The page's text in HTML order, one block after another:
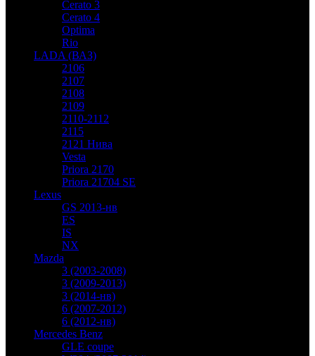
Cerato 3
Cerato 4
Optima
Rio
LADA (ВАЗ)
2106
2107
2108
2109
2110-2112
2115
2121 Нива
Vesta
Priora 2170
Priora 21704 SE
Lexus
GS 2013-нв
ES
IS
NX
Mazda
3 (2003-2008)
3 (2009-2013)
3 (2014-нв)
6 (2007-2012)
6 (2012-нв)
Mercedes Benz
GLE coupe